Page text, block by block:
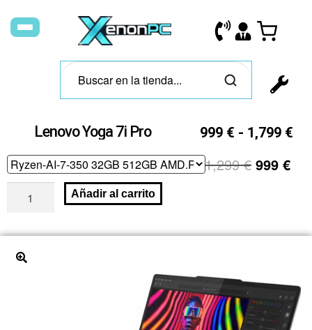
Lenovo Yoga 7i Pro 999 € - 1,799 €
1,299€ 999 €
Añadir al carrito